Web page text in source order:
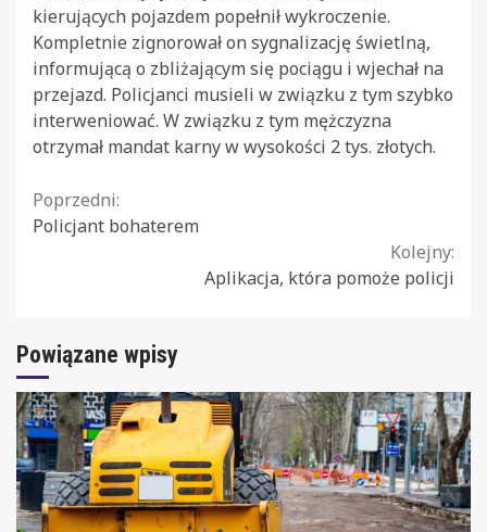
kierujących pojazdem popełnił wykroczenie.
Kompletnie zignorował on sygnalizację świetlną,
informującą o zbliżającym się pociągu i wjechał na
przejazd. Policjanci musieli w związku z tym szybko
interweniować. W związku z tym mężczyzna
otrzymał mandat karny w wysokości 2 tys. złotych.
Continue
Reading
Poprzedni:
Policjant bohaterem
Kolejny:
Aplikacja, która pomoże policji
Powiązane wpisy